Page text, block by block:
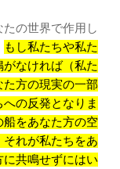
の世界で作用し
もし私たちや私た
なければ（私た
方の現実の一部
の反発となりま
をあなた方の空
れが私たちをあ
共鳴せずにはい